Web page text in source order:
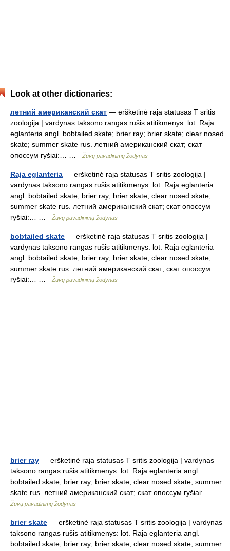
Look at other dictionaries:
летний американский скат — eršketinė raja statusas T sritis
zoologija | vardynas taksono rangas rūšis atitikmenys: lot. Raja
eglanteria angl. bobtailed skate; brier ray; brier skate; clear nosed
skate; summer skate rus. летний американский скат; скат
опоссум ryšiai:… …
Žuvų pavadinimų žodynas
Raja eglanteria — eršketinė raja statusas T sritis zoologija |
vardynas taksono rangas rūšis atitikmenys: lot. Raja eglanteria
angl. bobtailed skate; brier ray; brier skate; clear nosed skate;
summer skate rus. летний американский скат; скат опоссум
ryšiai:… …
Žuvų pavadinimų žodynas
bobtailed skate — eršketinė raja statusas T sritis zoologija |
vardynas taksono rangas rūšis atitikmenys: lot. Raja eglanteria
angl. bobtailed skate; brier ray; brier skate; clear nosed skate;
summer skate rus. летний американский скат; скат опоссум
ryšiai:… …
Žuvų pavadinimų žodynas
brier ray — eršketinė raja statusas T sritis zoologija | vardynas
taksono rangas rūšis atitikmenys: lot. Raja eglanteria angl.
bobtailed skate; brier ray; brier skate; clear nosed skate; summer
skate rus. летний американский скат; скат опоссум ryšiai:… …
Žuvų pavadinimų žodynas
brier skate — eršketinė raja statusas T sritis zoologija | vardynas
taksono rangas rūšis atitikmenys: lot. Raja eglanteria angl.
bobtailed skate; brier ray; brier skate; clear nosed skate; summer